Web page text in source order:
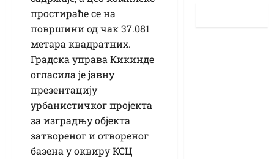
простираће се на
површини од чак 37.081
метара квадратних.
Градска управа Кикинде
огласила је јавну
презентацију
урбанистичког пројекта
за изградњу објекта
затвореног и отвореног
базена у оквиру КСЦ